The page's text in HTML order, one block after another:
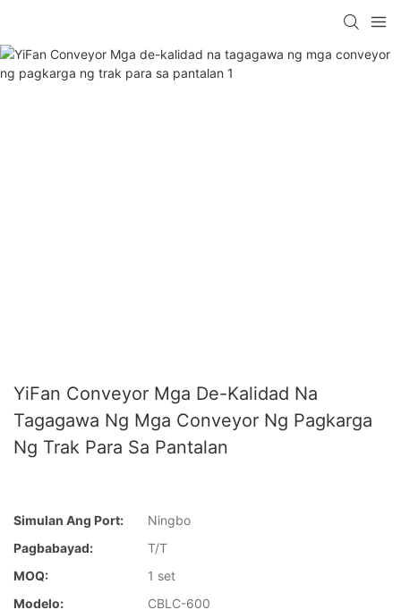
YiFan Conveyor Mga De-Kalidad Na
Tagagawa Ng Mga Conveyor Ng Pagkarga
Ng Trak Para Sa Pantalan
Simulan Ang Port:
Ningbo
Pagbabayad:
T/T
MOQ:
1 set
Modelo:
CBLC-600